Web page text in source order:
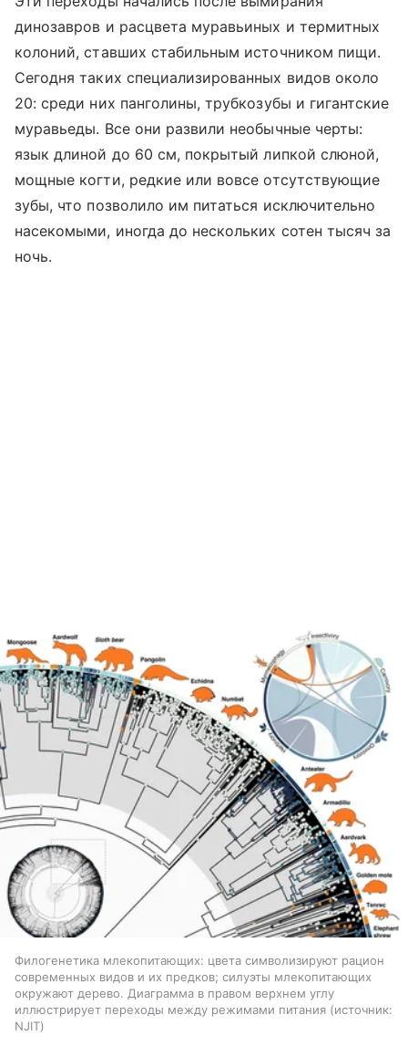
динозавров и расцвета муравьиных и термитных
колоний, ставших стабильным источником пищи.
Сегодня таких специализированных видов около
20: среди них панголины, трубкозубы и гигантские
муравьеды. Все они развили необычные черты:
язык длиной до 60 см, покрытый липкой слюной,
мощные когти, редкие или вовсе отсутствующие
зубы, что позволило им питаться исключительно
насекомыми, иногда до нескольких сотен тысяч за
ночь.
Филогенетика млекопитающих: цвета символизируют рацион
современных видов и их предков; силуэты млекопитающих
окружают дерево. Диаграмма в правом верхнем углу
иллюстрирует переходы между режимами питания
источник:
NJIT